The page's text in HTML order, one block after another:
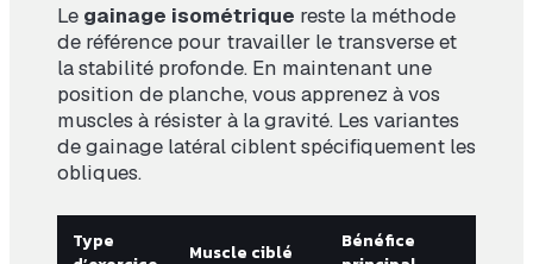
Le gainage isométrique reste la méthode
de référence pour travailler le transverse et
la stabilité profonde. En maintenant une
position de planche, vous apprenez à vos
muscles à résister à la gravité. Les variantes
de gainage latéral ciblent spécifiquement les
obliques.
Type
Muscle ciblé
Bénéfice